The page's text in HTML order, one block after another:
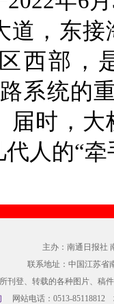
道，东
西部，
系统的
届时，
人的“牵
主办：南通日报社
联系地址：中国江苏省
刊登、转载的各种图片、稿
网站电话：0513-85118812